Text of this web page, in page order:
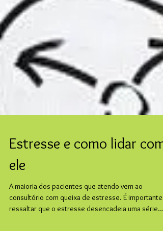
Estresse e como lidar com
ele
A maioria dos pacientes que atendo vem ao